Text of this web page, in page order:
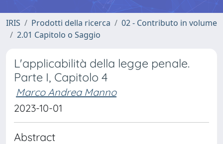
IRIS Prodotti della ricerca
02 - Contributo in volume
2.01 Capitolo o Saggio
L'applicabilità della legge penale.
Parte I, Capitolo 4
Marco Andrea Manno
2023-10-01
Abstract